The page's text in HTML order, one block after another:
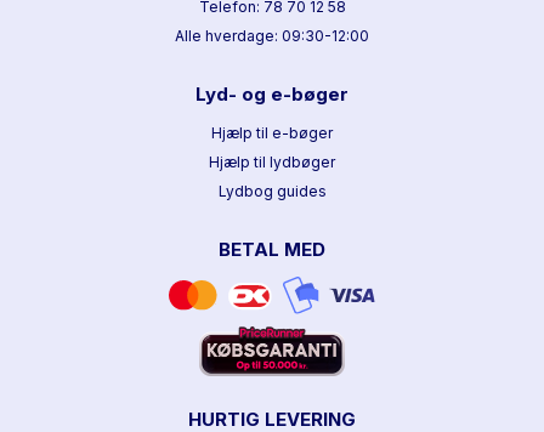
Telefon: 78 70 12 58
Alle hverdage: 09:30-12:00
Lyd- og e-bøger
Hjælp til e-bøger
Hjælp til lydbøger
Lydbog guides
BETAL MED
HURTIG LEVERING